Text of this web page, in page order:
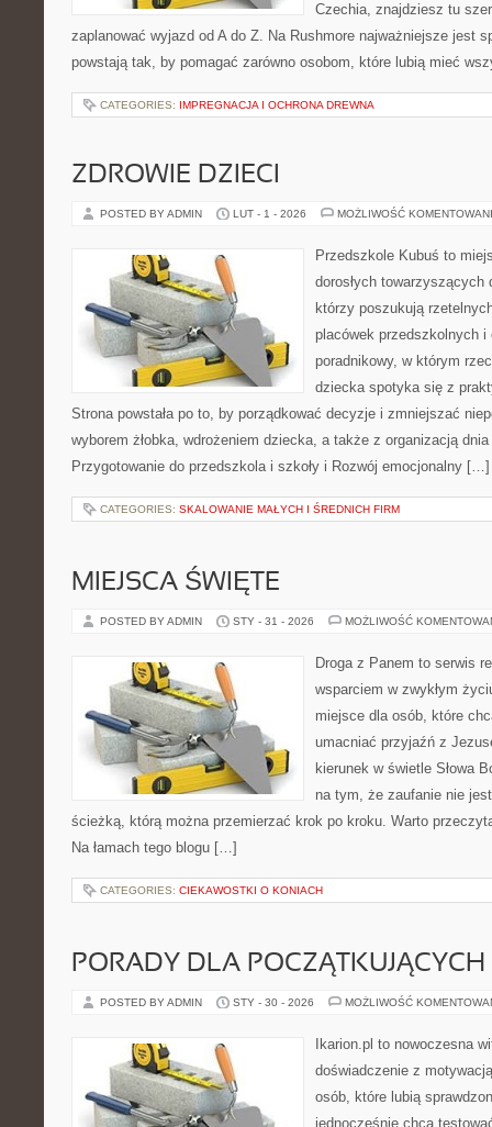
Czechia, znajdziesz tu
zaplanować wyjazd od A do Z. Na Rushmore najważniejsze jest
powstają tak, by pomagać zarówno osobom, które lubią mieć
CATEGORIES: IMPREGNACJA I OCHRONA DREWNA
ZDROWIE DZIECI
POSTED BY ADMIN LUT - 1 - 2026 MOŻLIWOŚĆ
Przedszkole Kubuś to
dorosłych
którzy poszukują
placówek przedszkolnych i
poradnikowy, w którym
dziecka spotyka się z
Strona powstała po to, by porządkować decyzje i zmniejszać
wyborem żłobka, wdrożeniem dziecka, a także z organizacją
Przygotowanie do przedszkola i szkoły i Rozwój emocjonalny […]
CATEGORIES: SKALOWANIE MAŁYCH I ŚREDNICH FIRM
MIEJSCA ŚWIĘTE
POSTED BY ADMIN STY - 31 - 2026 MOŻLIWOŚĆ
Droga z Panem to serwis
wsparciem w zwykłym
miejsce dla osób, które
umacniać przyjaźń z
kierunek w świetle Słowa
na tym, że zaufanie nie
ścieżką, którą można przemierzać krok po kroku. Warto
Na łamach tego blogu […]
CATEGORIES: CIEKAWOSTKI O KONIACH
PORADY DLA
POSTED BY ADMIN STY - 30 - 2026 MOŻLIWOŚĆ
Ikarion.pl to nowoczesna
doświadczenie z
osób, które lubią
jednocześnie chcą